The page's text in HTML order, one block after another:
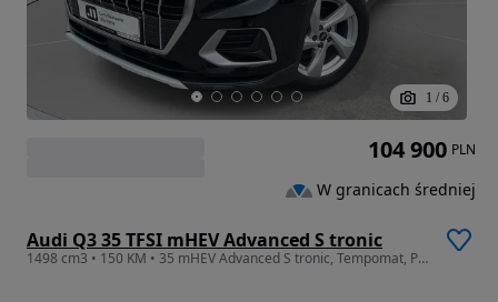
1 / 6
Audi Q3 35 TFSI mHEV Advanced S tronic
1498 cm3 • 150 KM • 35 mHEV Advanced S tronic, Tempomat, Podgrzewane fotele, Salon PL,1 wł
104 900 PLN
W granicach średniej